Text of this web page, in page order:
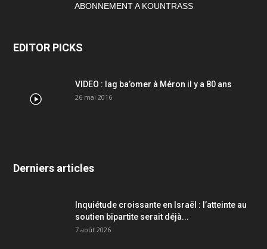
ABONNEMENT A KOUNTRASS
EDITOR PICKS
VIDEO : lag ba’omer à Méron il y a 80 ans
26 mai 2016
Derniers articles
Inquiétude croissante en Israël : l’atteinte au
soutien bipartite serait déjà...
7 août 2026